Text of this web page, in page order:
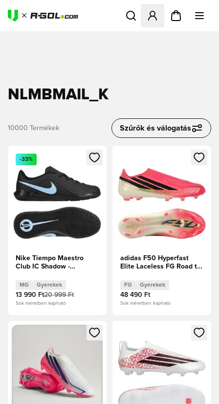
Megnyit egy modált a
NLMBMAIL_K
10000 Termékek Szűrők és válogatás
Megnyit egy modált a bejelentkezéshez vagy a tagként
-33%
Nike Tiempo Maestro
Club IC Shadow -
MG Gyerekek
13 990 Ft20 999 Ft
Sok méretben kapható
Megnyit egy modált a
adidas F50 Hyperfast
Elite Laceless FG Road to
Black/Arany metál Gyerek
FG Gyerekek
48 490 Ft
Sok méretben kapható
Megnyit egy modált a bejelentkezéshez vagy a tagként való
Megnyit egy modált a